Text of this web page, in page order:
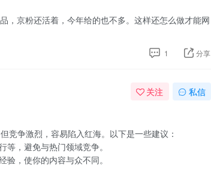
，京粉还活着，今年给的也不多。这样还怎么做才能网
1 分享
关注 私信
竞争激烈，容易陷入红海。以下是一些建议：
，避免与热门领域竞争。
，使你的内容与众不同。